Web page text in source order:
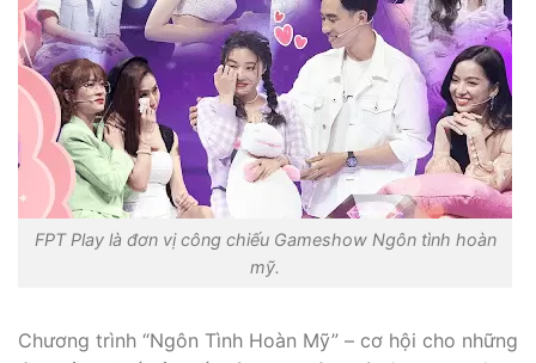
FPT Play là đơn vị công chiếu Gameshow Ngôn tình hoàn
mỹ.
Chương trình “Ngôn Tình Hoàn Mỹ” – cơ hội cho những